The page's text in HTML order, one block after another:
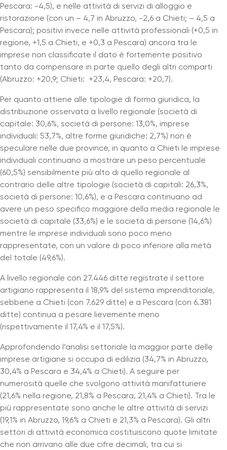
Pescara: -4,5), e nelle attività di servizi di alloggio e
ristorazione (con un – 4,7 in Abruzzo, -2,6 a Chieti; – 4,5 a
Pescara); positivi invece nelle attività professionali (+0,5 in
regione, +1,5 a Chieti, e +0,3 a Pescara) ancora tra le
imprese non classificate il dato è fortemente positivo
tanto da compensare in parte quello degli altri comparti
(Abruzzo: +20,9; Chieti: +23,4, Pescara: +20,7).
Per quanto attiene alle tipologie di forma giuridica, la
distribuzione osservata a livello regionale (società di
capitale: 30,6%, società di persone: 13,0%, imprese
individuali: 53,7%, altre forme giuridiche: 2,7%) non è
speculare nelle due province, in quanto a Chieti le imprese
individuali continuano a mostrare un peso percentuale
(60,5%) sensibilmente più alto di quello regionale al
contrario delle altre tipologie (società di capitali: 26,3%,
società di persone: 10,6%), e a Pescara continuano ad
avere un peso specifico maggiore della media regionale le
società di capitale (33,6%) e le società di persone (14,6%)
mentre le imprese individuali sono poco meno
rappresentate, con un valore di poco inferiore alla metà
del totale (49,6%).
A livello regionale con 27.446 ditte registrate il settore
artigiano rappresenta il 18,9% del sistema imprenditoriale,
sebbene a Chieti (con 7.629 ditte) e a Pescara (con 6.381
ditte) continua a pesare lievemente meno
(rispettivamente il 17,4% e il 17,5%).
Approfondendo l’analisi settoriale la maggior parte delle
imprese artigiane si occupa di edilizia (34,7% in Abruzzo,
30,4% a Pescara e 34,4% a Chieti). A seguire per
numerosità quelle che svolgono attività manifatturiere
(21,6% nella regione, 21,8% a Pescara, 21,4% a Chieti). Tra le
più rappresentate sono anche le altre attività di servizi
(19,1% in Abruzzo, 19,6% a Chieti e 21,3% a Pescara). Gli altri
settori di attività economica costituiscono quote limitate
che non arrivano alle due cifre decimali, tra cui si